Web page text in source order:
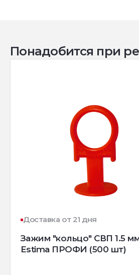
Понадобится при
Доставка от 21 дня
Зажим "кольцо" СВП 1.5
Estima ПРОФИ (500 шт)